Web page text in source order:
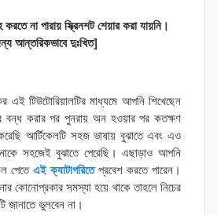
না পারায় স্ক্রিনশট শেয়ার করা যায়নি।
আন্তরিকভাবে দুঃখিত]
টিউটোরিয়ালটির মাধ্যমে আপনি শিখেছেন
বন্ধ করার পর পুনরায় অন হওয়ার পর কতক্ষণ
আর্টিকেলটি সহজ ভাষায় বুঝাতে এবং এও
সহজেই বুঝাতে পেরেছি। এছাড়াও আপনি
পেতে এই ক্যাটাগরিতেপ্রবেশ করতে পারেন।
কোনোপ্রকার সমস্যা হয়ে থাকে তাহলে নিচের
জানাতে ভুলবেন না।